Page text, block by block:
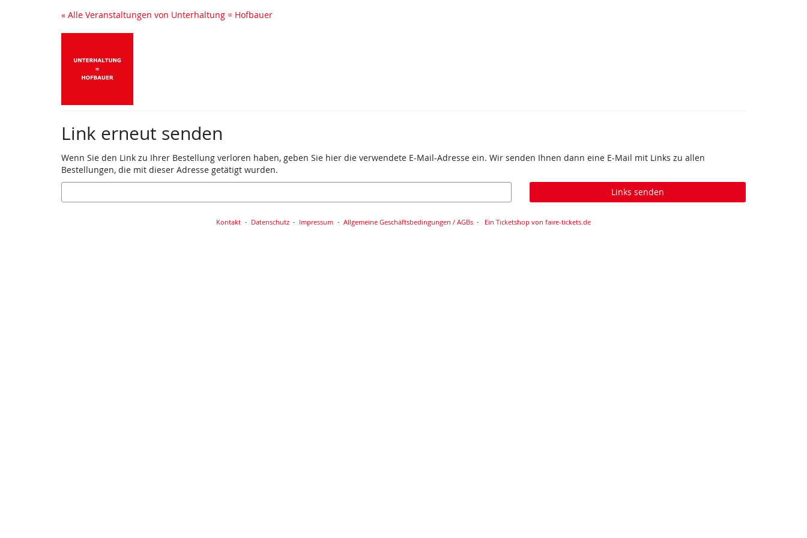
« Alle Veranstaltungen von Unterhaltung = Hofbauer
Link erneut senden
Wenn Sie den Link zu Ihrer Bestellung verloren haben, geben Sie hier die verwendete E-Mail-Adresse ein. Wir senden Ihnen dann eine E-Mail mit Links zu allen
Bestellungen, die mit dieser Adresse getätigt wurden.
E-
Mail
Links senden
Kontakt Datenschutz Impressum Allgemeine Geschäftsbedingungen / AGBs Ein Ticketshop von faire-tickets.de